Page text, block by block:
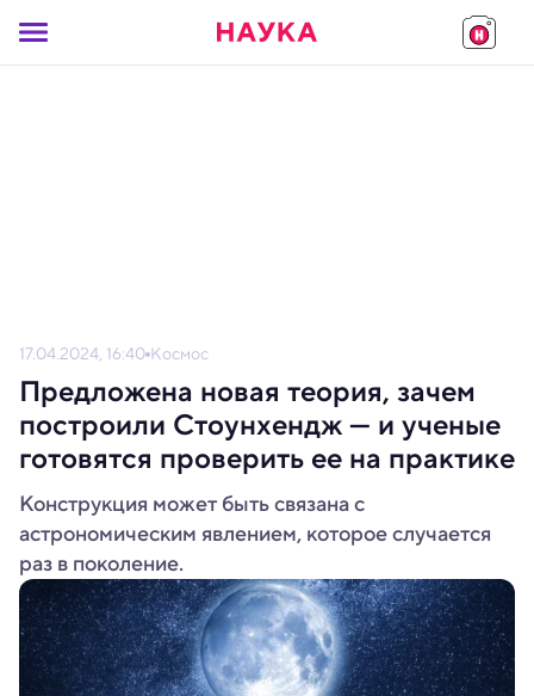
17.04.2024, 16:40 Космос
Предложена новая теория, зачем
построили Стоунхендж — и ученые
готовятся проверить ее на практике
Конструкция может быть связана с
астрономическим явлением, которое случается
раз в поколение.